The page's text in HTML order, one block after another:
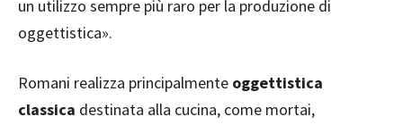
un utilizzo sempre più raro per la produzione di
oggettistica».
Romani realizza principalmente oggettistica
classica destinata alla cucina, come mortai,